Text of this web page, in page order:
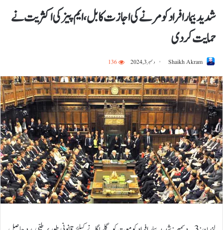
شدید بیمار افراد کو مرنے کی اجازت کا بل، ایم پیز کی اکثریت نے
حمایت کردی
Shaikh Akram دسمبر 3, 2024 136